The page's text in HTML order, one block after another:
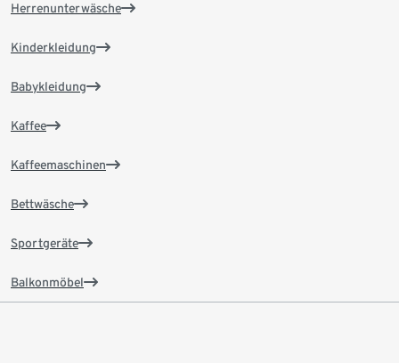
Herrenunterwäsche
Kinderkleidung
Babykleidung
Kaffee
Kaffeemaschinen
Bettwäsche
Sportgeräte
Balkonmöbel